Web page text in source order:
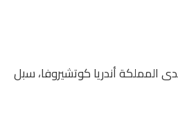
المملكة أندريا كوتشيروفا، سبل